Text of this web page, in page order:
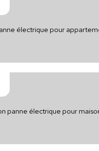
électrique pour
panne électrique pour